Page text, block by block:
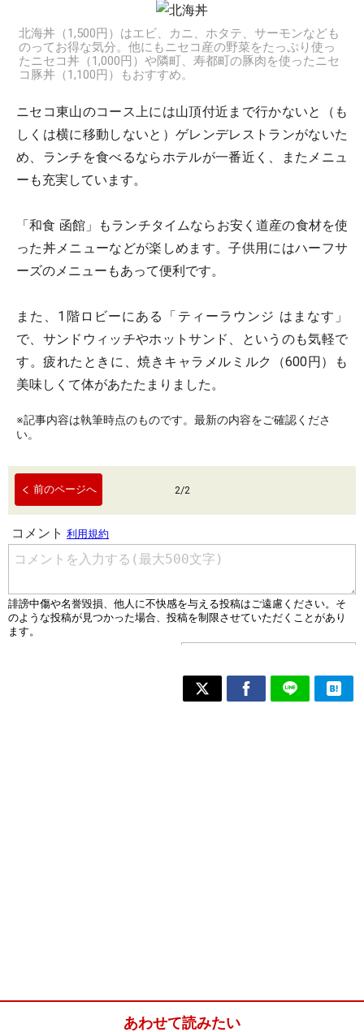
北海丼（1,500円）はエビ、カニ、ホタテ、サーモンなども
のってお得な気分。他にもニセコ産の野菜をたっぷり使っ
たニセコ丼（1,000円）や隣町、寿都町の豚肉を使ったニセ
コ豚丼（1,100円）もおすすめ。
ニセコ東山のコース上には山頂付近まで行かないと（も
しくは横に移動しないと）ゲレンデレストランがないた
め、ランチを食べるならホテルが一番近く、またメニュ
ーも充実しています。
「和食 函館」もランチタイムならお安く道産の食材を使
った丼メニューなどが楽しめます。子供用にはハーフサ
ーズのメニューもあって便利です。
また、1階ロビーにある「ティーラウンジ はまなす」
で、サンドウィッチやホットサンド、というのも気軽で
す。疲れたときに、焼きキャラメルミルク（600円）も
美味しくて体があたたまりました。
※記事内容は執筆時点のものです。最新の内容をご確認くださ
い。
前のページへ 2/2
あわせて読みたい